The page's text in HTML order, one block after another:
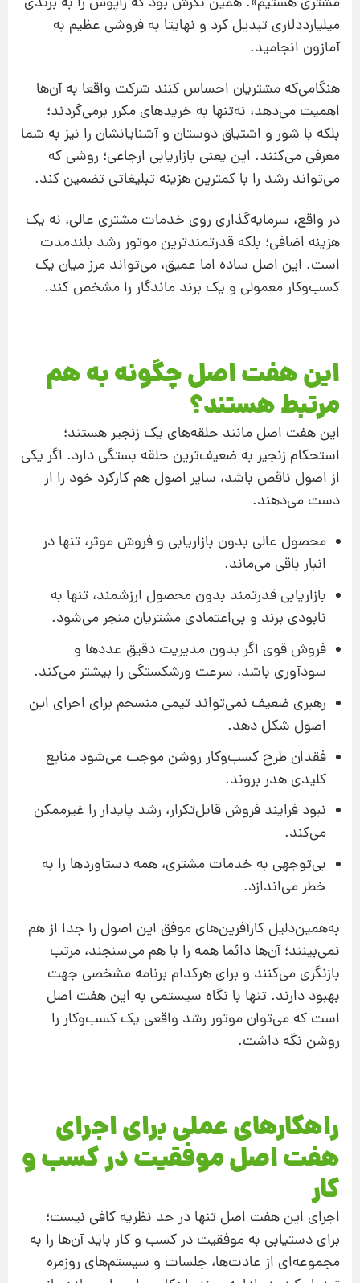
میلیارددلاری تبدیل کرد و نهایتا به فروشی عظیم به
آمازون انجامید.
هنگامی‌که مشتریان احساس کنند شرکت واقعا به آن‌ها
اهمیت می‌دهد، نه‌تنها به خریدهای مکرر برمی‌گردند؛
بلکه با شور و اشتیاق دوستان و آشنایانشان را نیز به شما
معرفی می‌کنند. این یعنی بازاریابی ارجاعی؛ روشی که
می‌تواند رشد را با کمترین هزینه تبلیغاتی تضمین کند.
در واقع، سرمایه‌گذاری روی خدمات مشتری عالی، نه یک
هزینه‌ اضافی؛ بلکه قدرتمندترین موتور رشد بلندمدت
است. این اصل ساده اما عمیق، می‌تواند مرز میان یک
کسب‌وکار معمولی و یک برند ماندگار را مشخص کند.
این هفت اصل چگونه به هم
مرتبط‌ هستند؟
این هفت اصل مانند حلقه‌های یک زنجیر هستند؛
استحکام زنجیر به ضعیف‌ترین حلقه بستگی دارد. اگر یکی
از اصول ناقص باشد، سایر اصول هم کارکرد خود را از
دست می‌دهند.
محصول عالی بدون بازاریابی و فروش موثر، تنها در
انبار باقی می‌ماند.
بازاریابی قدرتمند بدون محصول ارزشمند، تنها به
نابودی برند و بی‌اعتمادی مشتریان منجر می‌شود.
فروش قوی اگر بدون مدیریت دقیق عددها و
سودآوری باشد، سرعت ورشکستگی را بیشتر می‌کند.
رهبری ضعیف نمی‌تواند تیمی منسجم برای اجرای این
اصول شکل دهد.
فقدان طرح کسب‌وکار روشن موجب می‌شود منابع
کلیدی هدر بروند.
نبود فرایند فروش قابل‌تکرار، رشد پایدار را غیرممکن
می‌کند.
بی‌توجهی به خدمات مشتری، همه دستاوردها را به
خطر می‌اندازد.
به‌همین‌دلیل کارآفرین‌های موفق این اصول را جدا از هم
نمی‌بینند؛ آن‌ها دائما همه را با هم می‌سنجند، مرتب
بازنگری می‌کنند و برای هرکدام برنامه مشخصی جهت
بهبود دارند. تنها با نگاه سیستمی به این هفت اصل
است که می‌توان موتور رشد واقعی یک کسب‌وکار را
روشن نگه داشت.
راهکارهای عملی برای اجرای
هفت اصل موفقیت در کسب و
کار
اجرای این هفت اصل تنها در حد نظریه کافی نیست؛
برای دستیابی به موفقیت در کسب و کار باید آن‌ها را به
مجموعه‌ای از عادت‌ها، جلسات و سیستم‌های روزمره